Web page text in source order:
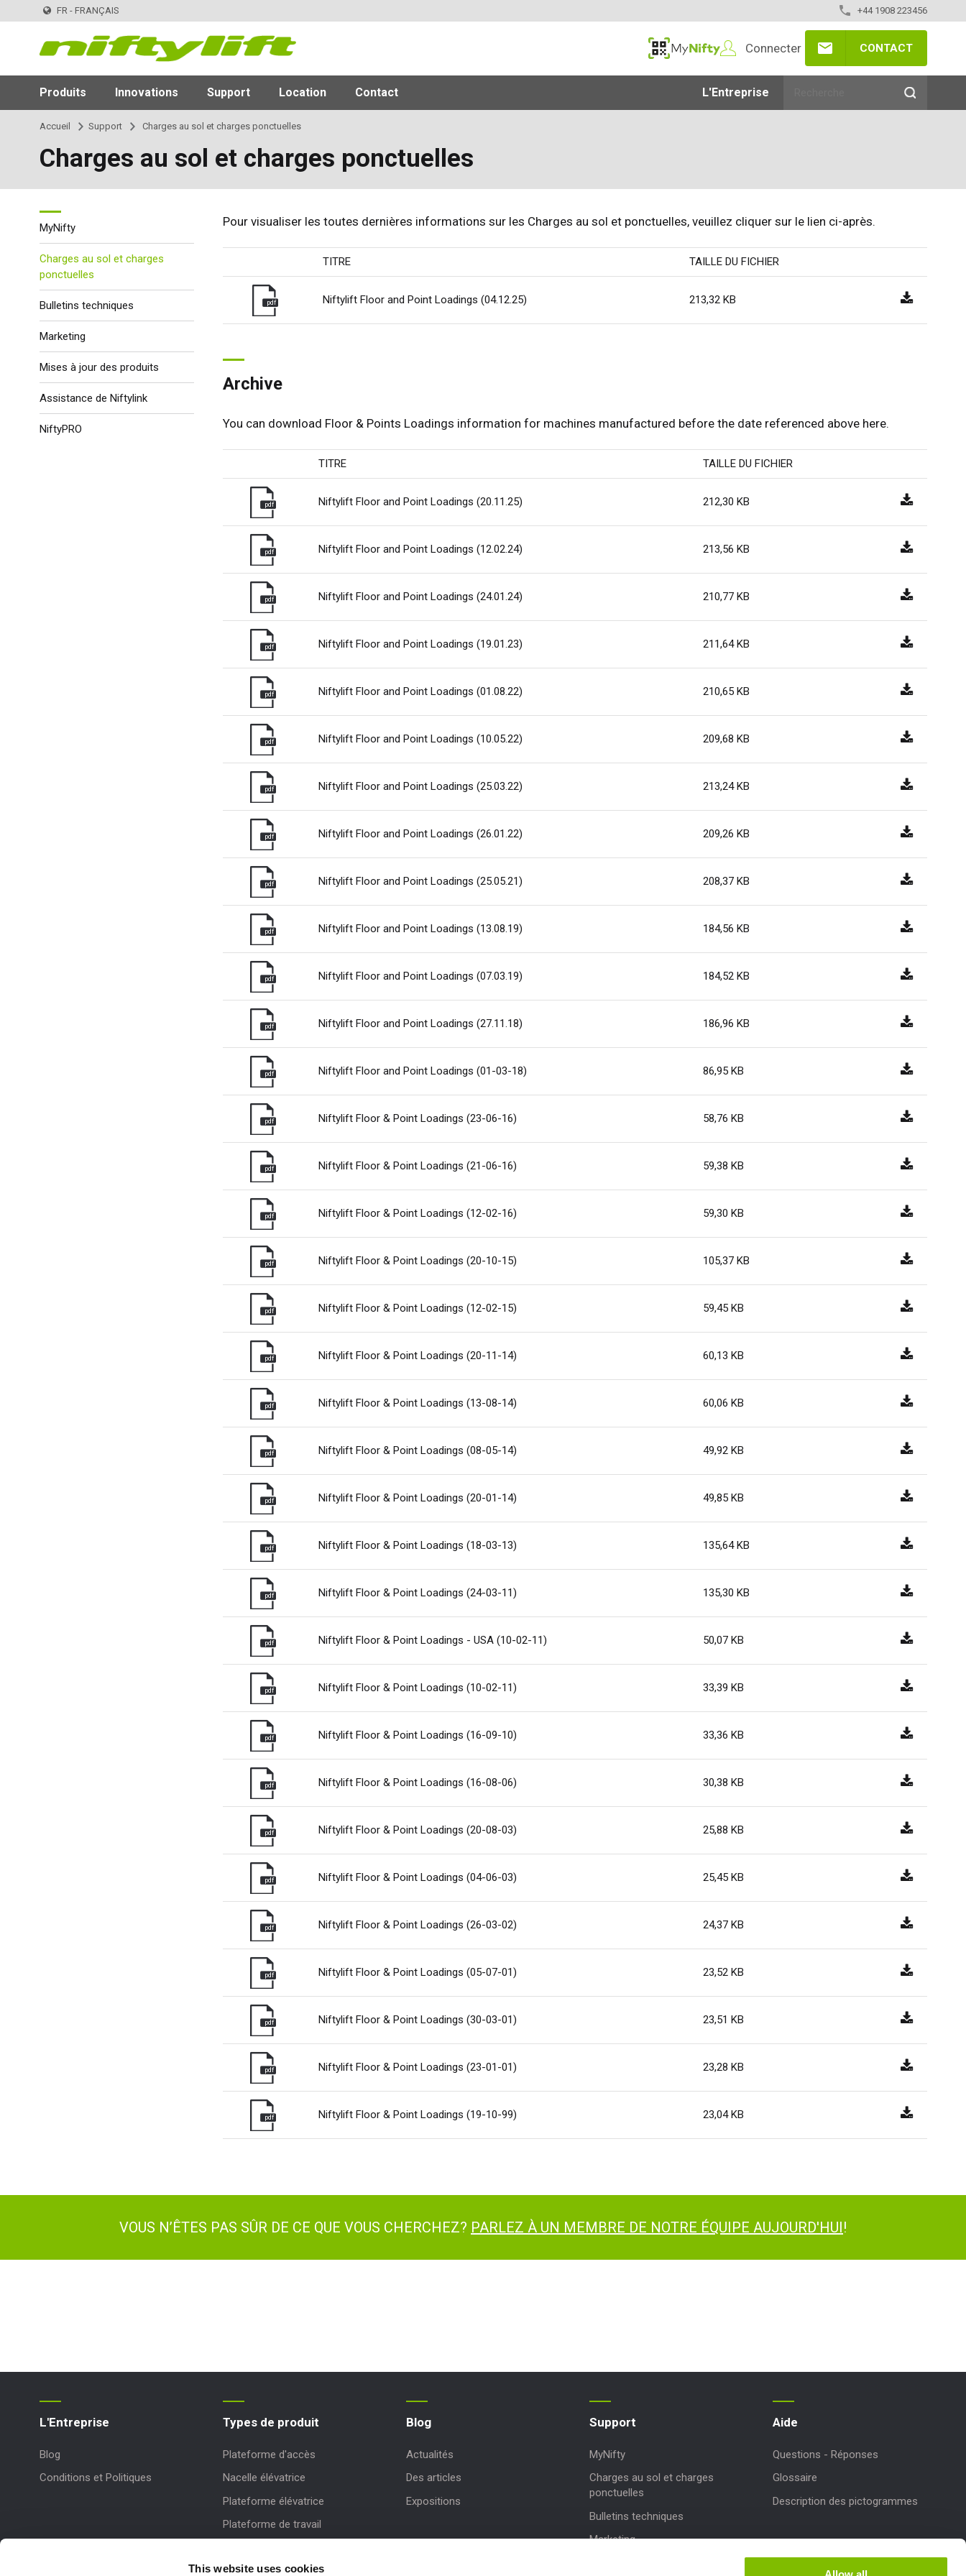
This website uses cookies
FR - FRANÇAIS +44 1908 223456
MyNifty
Connecter CONTACT
Produits Innovations Support Location Contact L'Entreprise
Accueil Support Charges au sol et charges ponctuelles
Charges au sol et charges ponctuelles
Pour visualiser les toutes dernières informations sur les Charges au sol et ponctuelles, veuillez cliquer sur le lien ci-après.
TITRE TAILLE DU FICHIER
pdf Niftylift Floor and Point Loadings (04.12.25) 213,32 KB
Archive
You can download Floor & Points Loadings information for machines manufactured before the date referenced above here.
TITRE TAILLE DU FICHIER
pdf Niftylift Floor and Point Loadings (20.11.25) 212,30 KB
pdf Niftylift Floor and Point Loadings (12.02.24) 213,56 KB
pdf Niftylift Floor and Point Loadings (24.01.24) 210,77 KB
pdf Niftylift Floor and Point Loadings (19.01.23) 211,64 KB
pdf Niftylift Floor and Point Loadings (01.08.22) 210,65 KB
pdf Niftylift Floor and Point Loadings (10.05.22) 209,68 KB
pdf Niftylift Floor and Point Loadings (25.03.22) 213,24 KB
pdf Niftylift Floor and Point Loadings (26.01.22) 209,26 KB
pdf Niftylift Floor and Point Loadings (25.05.21) 208,37 KB
pdf Niftylift Floor and Point Loadings (13.08.19) 184,56 KB
pdf Niftylift Floor and Point Loadings (07.03.19) 184,52 KB
pdf Niftylift Floor and Point Loadings (27.11.18) 186,96 KB
pdf Niftylift Floor and Point Loadings (01-03-18) 86,95 KB
pdf Niftylift Floor & Point Loadings (23-06-16) 58,76 KB
pdf Niftylift Floor & Point Loadings (21-06-16) 59,38 KB
pdf Niftylift Floor & Point Loadings (12-02-16) 59,30 KB
pdf Niftylift Floor & Point Loadings (20-10-15) 105,37 KB
pdf Niftylift Floor & Point Loadings (12-02-15) 59,45 KB
pdf Niftylift Floor & Point Loadings (20-11-14) 60,13 KB
pdf Niftylift Floor & Point Loadings (13-08-14) 60,06 KB
pdf Niftylift Floor & Point Loadings (08-05-14) 49,92 KB
pdf Niftylift Floor & Point Loadings (20-01-14) 49,85 KB
pdf Niftylift Floor & Point Loadings (18-03-13) 135,64 KB
pdf Niftylift Floor & Point Loadings (24-03-11) 135,30 KB
pdf Niftylift Floor & Point Loadings - USA (10-02-11) 50,07 KB
pdf Niftylift Floor & Point Loadings (10-02-11) 33,39 KB
pdf Niftylift Floor & Point Loadings (16-09-10) 33,36 KB
pdf Niftylift Floor & Point Loadings (16-08-06) 30,38 KB
pdf Niftylift Floor & Point Loadings (20-08-03) 25,88 KB
pdf Niftylift Floor & Point Loadings (04-06-03) 25,45 KB
pdf Niftylift Floor & Point Loadings (26-03-02) 24,37 KB
pdf Niftylift Floor & Point Loadings (05-07-01) 23,52 KB
pdf Niftylift Floor & Point Loadings (30-03-01) 23,51 KB
pdf Niftylift Floor & Point Loadings (23-01-01) 23,28 KB
pdf Niftylift Floor & Point Loadings (19-10-99) 23,04 KB
MyNifty
Charges au sol et charges
ponctuelles
Bulletins techniques
Marketing
Mises à jour des produits
Assistance de Niftylink
NiftyPRO
VOUS N’ÊTES PAS SÛR DE CE QUE VOUS CHERCHEZ? PARLEZ À UN MEMBRE DE NOTRE ÉQUIPE AUJOURD'HUI !
L'Entreprise
Blog
Conditions et Politiques
Types de produit
Plateforme d'accès
Nacelle élévatrice
Plateforme élévatrice
Plateforme de travail
Blog
Actualités
Des articles
Expositions
Support
MyNifty
Charges au sol et charges
ponctuelles
Bulletins techniques
Marketing
Aide
Questions - Réponses
Glossaire
Description des pictogrammes
Español
Canada
English